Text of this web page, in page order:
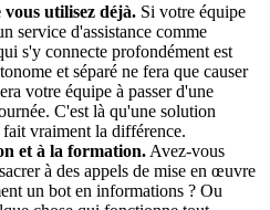
utilisez déjà. Si votre équipe
service d'assistance comme
s'y connecte profondément est
et séparé ne fera que causer
votre équipe à passer d'une
C'est là qu'une solution
vraiment la différence.
et à la formation. Avez-vous
à des appels de mise en œuvre
un bot en informations ? Ou